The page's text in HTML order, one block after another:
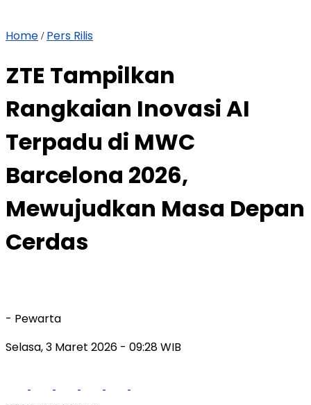
Home / Pers Rilis
ZTE Tampilkan
Rangkaian Inovasi AI
Terpadu di MWC
Barcelona 2026,
Mewujudkan Masa Depan
Cerdas
- Pewarta
Selasa, 3 Maret 2026 - 09:28 WIB